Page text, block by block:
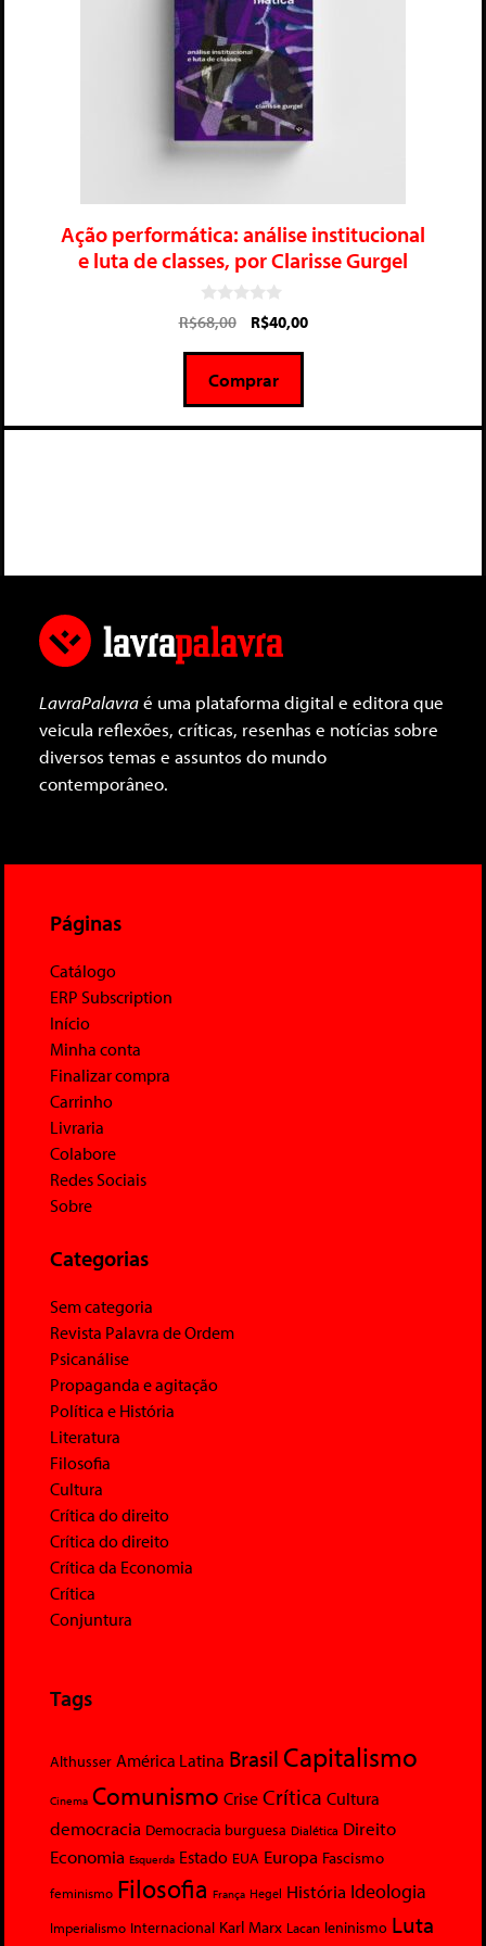
Ação performática: análise institucional
e luta de classes, por Clarisse Gurgel
0
d
5
R$68,00 R$40,00
Comprar
LavraPalavraé uma plataforma digital e editora que
veicula reflexões, críticas, resenhas e notícias sobre
diversos temas e assuntos do mundo
contemporâneo.
Páginas
Catálogo
ERP Subscription
Início
Minha conta
Finalizar compra
Carrinho
Livraria
Colabore
Redes Sociais
Sobre
Categorias
Sem categoria
Revista Palavra de Ordem
Psicanálise
Propaganda e agitação
Política e História
Literatura
Filosofia
Cultura
Crítica do direito
Crítica do direito
Crítica da Economia
Crítica
Conjuntura
Tags
Althusser América Latina Brasil Capitalismo
Cinema Comunismo Crise Crítica Cultura
democracia Democracia burguesa Dialética Direito
Economia Esquerda Estado EUA Europa Fascismo
feminismo Filosofia França Hegel História Ideologia
Imperialismo Internacional Karl Marx Lacan leninismo Luta